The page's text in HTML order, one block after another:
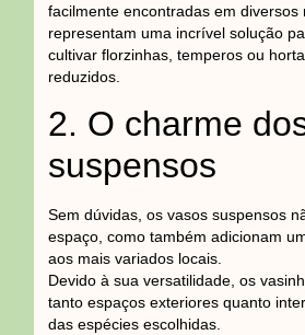
facilmente encontradas em diversos
representam uma incrível solução
cultivar florzinhas, temperos ou
reduzidos.
2. O charme
suspensos
Sem dúvidas, os vasos suspensos
espaço, como também adicionam
aos mais variados locais.
Devido à sua versatilidade, os
tanto espaços exteriores quanto
das espécies escolhidas.